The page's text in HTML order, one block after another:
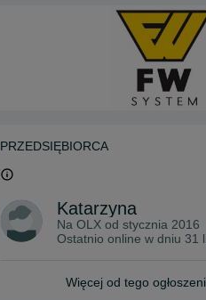
PRZEDSIĘBIORCA
Katarzyna
Na OLX od stycznia 2016
Ostatnio online w dniu 31
Więcej od tego